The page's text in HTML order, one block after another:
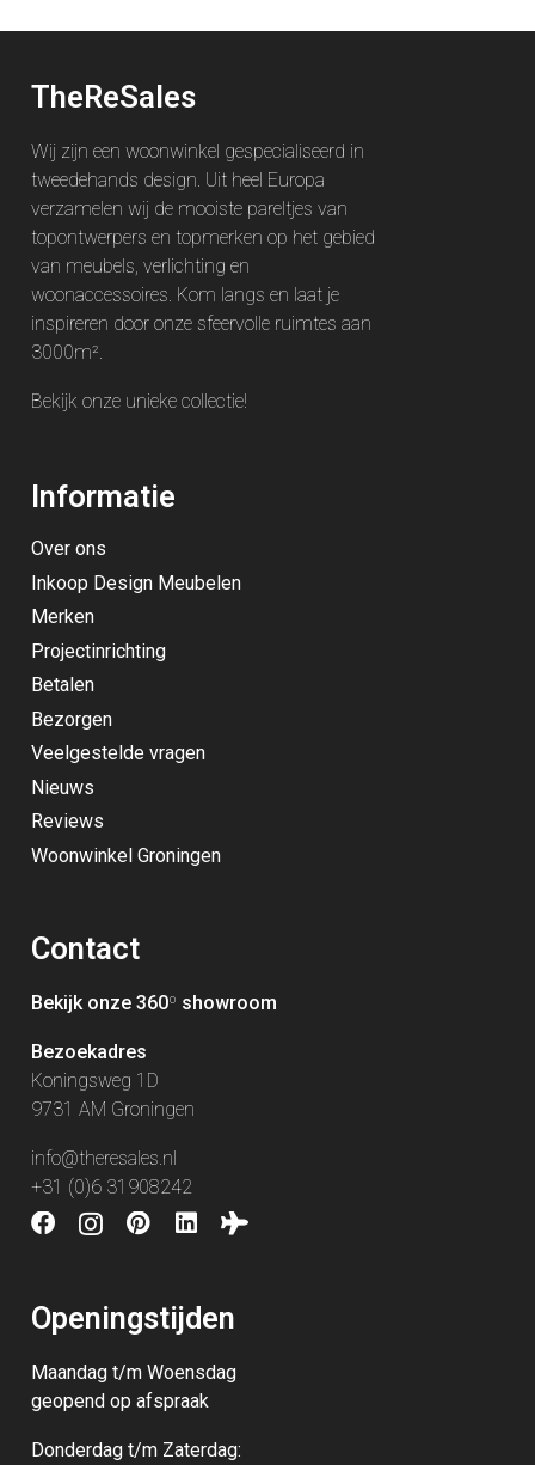
TheReSales
Wij zijn een woonwinkel gespecialiseerd in
tweedehands design. Uit heel Europa
verzamelen wij de mooiste pareltjes van
topontwerpers en topmerken op het gebied
van meubels, verlichting en
woonaccessoires. Kom langs en laat je
inspireren door onze sfeervolle ruimtes aan
3000m².
Bekijk onze unieke collectie!
Informatie
Over ons
Inkoop Design Meubelen
Merken
Projectinrichting
Betalen
Bezorgen
Veelgestelde vragen
Nieuws
Reviews
Woonwinkel Groningen
Contact
Bekijk onze 360º showroom
Bezoekadres
Koningsweg 1D
9731 AM Groningen
info@theresales.nl
+31 (0)6 31908242
Openingstijden
Maandag t/m Woensdag
geopend op afspraak
Donderdag t/m Zaterdag: